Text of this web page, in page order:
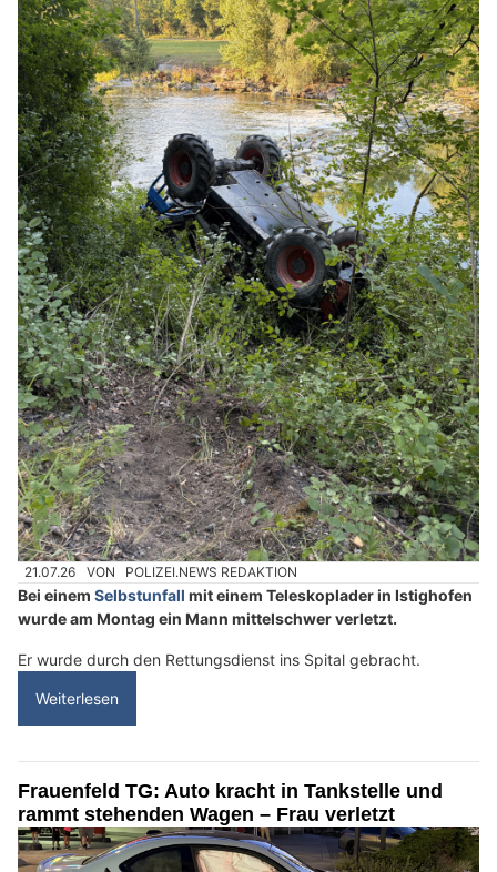
21.07.26 VON POLIZEI.NEWS REDAKTION
Bei einem Selbstunfall mit einem Teleskoplader in Istighofen
wurde am Montag ein Mann mittelschwer verletzt.
Er wurde durch den Rettungsdienst ins Spital gebracht.
Weiterlesen
Frauenfeld TG: Auto kracht in Tankstelle und
rammt stehenden Wagen – Frau verletzt